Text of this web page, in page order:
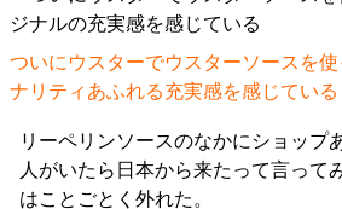
ついにウスターでウスターソースを
ナリティあふれる充実感を感じている
リーペリンソースのなかにショップ
人がいたら日本から来たって言って
はことごとく外れた。